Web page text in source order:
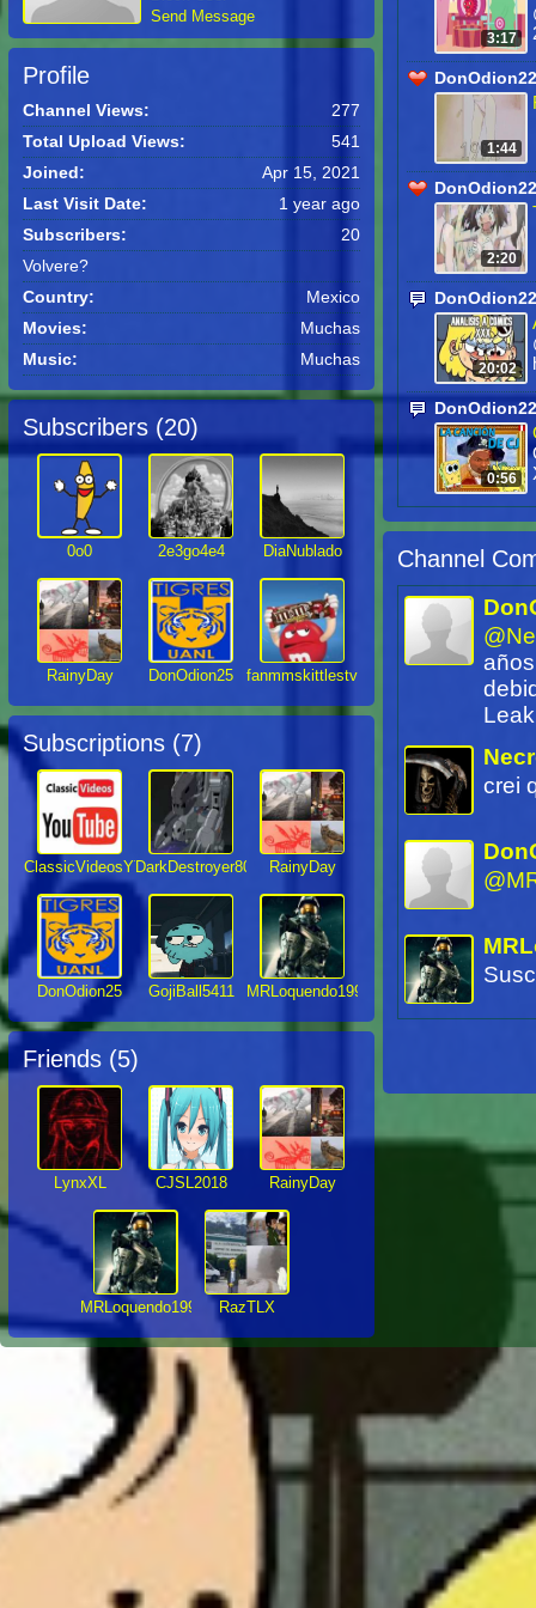
Send Message
Profile
Channel Views:
277
Total Upload Views:
541
Joined:
Apr 15, 2021
Last Visit Date:
1 year ago
Subscribers:
20
Volvere?
Country:
Mexico
Movies:
Muchas
Music:
Muchas
Subscribers (20)
0o0 2e3go4e4 DiaNublado
RainyDay DonOdion25 fanmmskittlestv
Subscriptions (7)
ClassicVideosYTDarkDestroyer800 RainyDay
DonOdion25 GojiBall5411 MRLoquendo1999
Friends (5)
LynxXL CJSL2018 RainyDay
MRLoquendo1999 RazTLX
3:17
1:44
2:20
20:02
0:56
Channel
crei